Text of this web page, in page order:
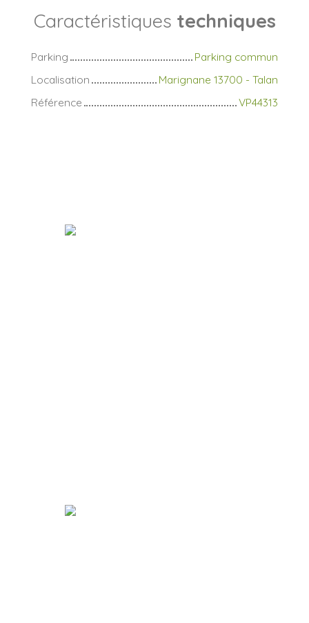
Caractéristiques techniques
Parking
Parking commun
Localisation
Marignane 13700 - Talan
Référence
VP44313